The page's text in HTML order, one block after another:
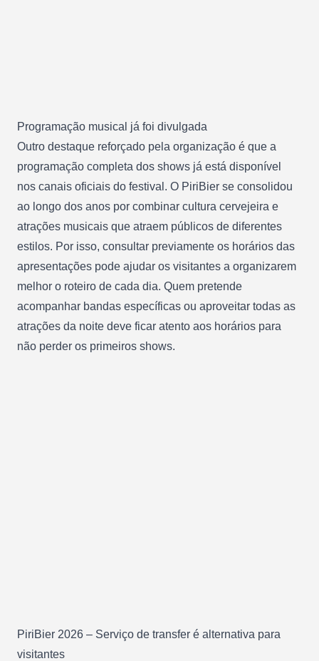
Programação musical já foi divulgada
Outro destaque reforçado pela organização é que a
programação completa dos shows já está disponível
nos canais oficiais do festival. O PiriBier se consolidou
ao longo dos anos por combinar cultura cervejeira e
atrações musicais que atraem públicos de diferentes
estilos. Por isso, consultar previamente os horários das
apresentações pode ajudar os visitantes a organizarem
melhor o roteiro de cada dia. Quem pretende
acompanhar bandas específicas ou aproveitar todas as
atrações da noite deve ficar atento aos horários para
não perder os primeiros shows.
PiriBier 2026 – Serviço de transfer é alternativa para
visitantes